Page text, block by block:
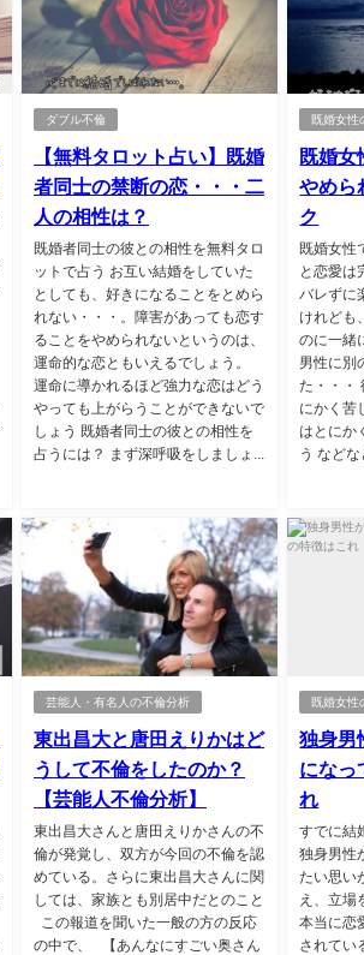
ダブル不倫
【無料タロット占い】既婚
者同士の禁断の恋・・・二
人の相性は？
既婚者同士の彼との相性を無料タロ
ットで占う お互い結婚をしていた
としても、好きになることをとめら
れない・・・。障害があっても恋す
ることをやめられないというのは、
運命的な恋ともいえるでしょう。
運命に導かれるほど強力な恋はどう
やっても上がらうことができないで
しょう 既婚者同士の彼との相性を
占うには？ まず深呼吸をしましょ...
既婚女性
既婚女
やめら
ク
既婚女性
と恋愛は
バレずに
けれども
のに一緒
男性に別
た・・・
にかく苦
はとにか
う などな
芸能人・有名人の不倫分析
東出昌大と唐田えりかはど
うして不倫をしたのか？
【芸能人不倫分析】
東出昌大さんと唐田えりかさんの不
倫が発覚し、双方が今回の不倫を認
めている。さらに東出昌大さんに関
しては、家族とも別居中だとのこと
この報道を聞いた一般の方の反応
の中で、 【あんなにすごい奥さん
既婚女性
独身男
になっ
れ
すでに結
独身男性
たい思い
え、立場
本当に恋
されてい